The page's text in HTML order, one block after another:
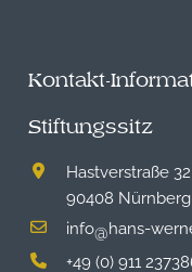
Kontakt-
Stiftungssitz
Hastverstraße 32
90408 Nürnberg
info@hans-
+49 (0) 911